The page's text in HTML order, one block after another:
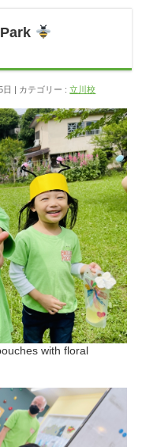
日 カテゴリー :立川校
with floral